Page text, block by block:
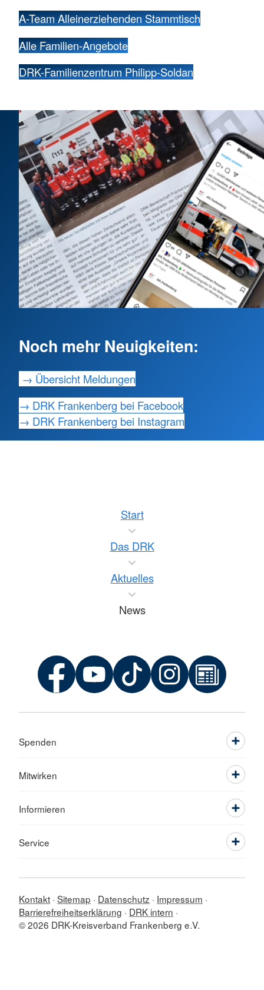
A-Team Alleinerziehenden Stammtisch
Alle Familien-Angebote
DRK-Familienzentrum Philipp-Soldan
Noch mehr Neuigkeiten:
→ Übersicht Meldungen
→ DRK Frankenberg bei Facebook
→ DRK Frankenberg bei Instagram
Start
Das DRK
Aktuelles
News
Spenden
Mitwirken
Informieren
Service
Kontakt Sitemap Datenschutz
Impressum
Barrierefreiheitserklärung
DRK intern
© 2026 DRK-Kreisverband Frankenberg e.V.